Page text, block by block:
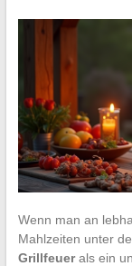
Wenn man an
Mahlzeiten unter
Grillfeuerals ein